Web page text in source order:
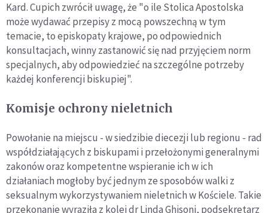
Kard. Cupich zwrócił uwagę, że "o ile Stolica Apostolska
może wydawać przepisy z mocą powszechną w tym
temacie, to episkopaty krajowe, po odpowiednich
konsultacjach, winny zastanowić się nad przyjęciem norm
specjalnych, aby odpowiedzieć na szczególne potrzeby
każdej konferencji biskupiej".
Komisje ochrony nieletnich
Powołanie na miejscu - w siedzibie diecezji lub regionu - rad
współdziałających z biskupami i przełożonymi generalnymi
zakonów oraz kompetentne wspieranie ich w ich
działaniach mogłoby być jednym ze sposobów walki z
seksualnym wykorzystywaniem nieletnich w Kościele. Takie
przekonanie wyraziła z kolei dr Linda Ghisoni, podsekretarz